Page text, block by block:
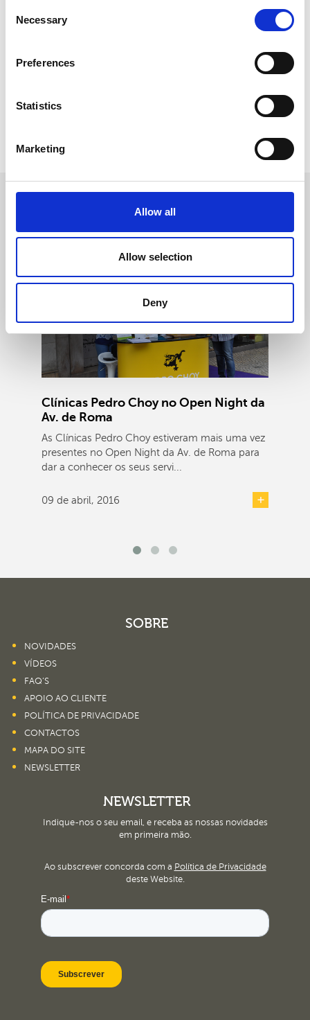
Selection
Necessary
Preferences
Statistics
Marketing
Allow all
Allow selection
Deny
Tratamento Ansiedade Acupuntura
Medicina Chinesa - Tratamento Crises Panico
Medicina Chinesa - Tratamento Insónias
Voltar
OUTRASNOTÍCIAS
Clínicas Pedro Choy no Open Night da
Av. de Roma
As Clínicas Pedro Choy estiveram mais uma vez
presentes no Open Night da Av. de Roma para
dar a conhecer os seus servi...
09 de abril, 2016
SOBRE
NOVIDADES
VÍDEOS
FAQ’S
APOIO AO CLIENTE
POLÍTICA DE PRIVACIDADE
CONTACTOS
MAPA DO SITE
NEWSLETTER
NEWSLETTER
Indique-nos o seu email, e receba as nossas novidades
em primeira mão.
Ao subscrever concorda com a Política de Privacidade
deste Website.